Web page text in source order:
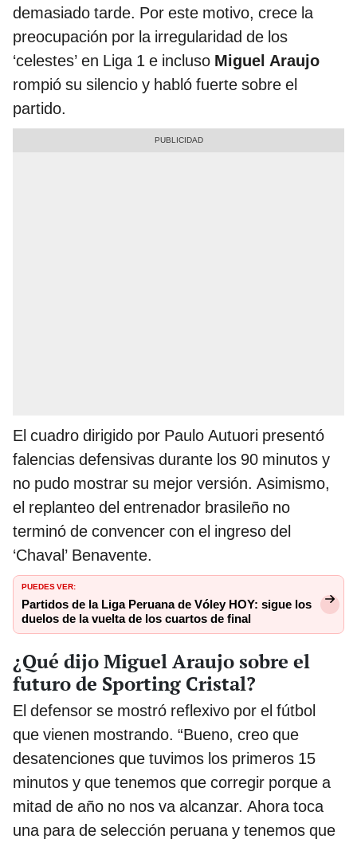
demasiado tarde. Por este motivo, crece la
preocupación por la irregularidad de los
‘celestes’ en Liga 1 e incluso Miguel Araujo
rompió su silencio y habló fuerte sobre el
partido.
El cuadro dirigido por Paulo Autuori presentó
falencias defensivas durante los 90 minutos y
no pudo mostrar su mejor versión. Asimismo,
el replanteo del entrenador brasileño no
terminó de convencer con el ingreso del
‘Chaval’ Benavente.
PUEDES VER:
Partidos de la Liga Peruana de Vóley HOY: sigue los
duelos de la vuelta de los cuartos de final
¿Qué dijo Miguel Araujo sobre el
futuro de Sporting Cristal?
El defensor se mostró reflexivo por el fútbol
que vienen mostrando. “Bueno, creo que
desatenciones que tuvimos los primeros 15
minutos y que tenemos que corregir porque a
mitad de año no nos va alcanzar. Ahora toca
una para de selección peruana y tenemos que